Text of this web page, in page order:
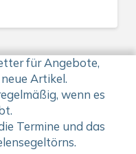
für Angebote,
Artikel.
wenn es
Termine und das